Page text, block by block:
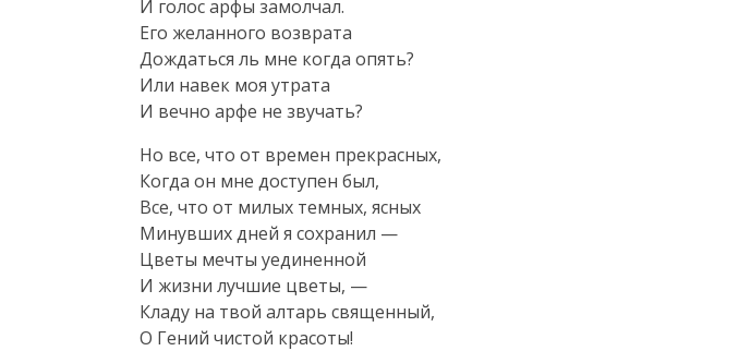
И голос арфы замолчал.
Его желанного возврата
Дождаться ль мне когда опять?
Или навек моя утрата
И вечно арфе не звучать?
Но все, что от времен прекрасных,
Когда он мне доступен был,
Все, что от милых темных, ясных
Минувших дней я сохранил —
Цветы мечты уединенной
И жизни лучшие цветы, —
Кладу на твой алтарь священный,
О Гений чистой красоты!